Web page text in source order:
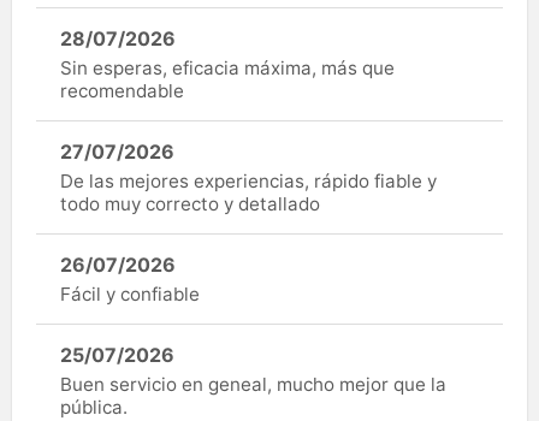
28/07/2026
Sin esperas, eficacia máxima, más que
recomendable
27/07/2026
De las mejores experiencias, rápido fiable y
todo muy correcto y detallado
26/07/2026
Fácil y confiable
25/07/2026
Buen servicio en geneal, mucho mejor que la
pública.